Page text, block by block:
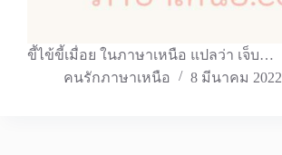
ขี้ไข้ขี้เมื่อย ในภาษาเหนือ แปลว่า เจ็บ…
คนรักภาษาเหนือ
8 มีนาคม 2022